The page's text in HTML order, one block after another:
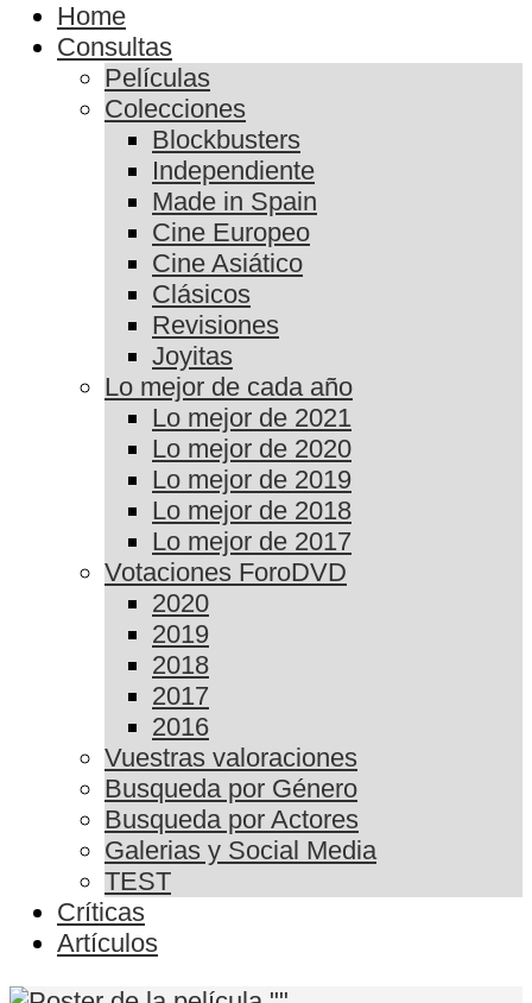
Home
Consultas
Películas
Colecciones
Blockbusters
Independiente
Made in Spain
Cine Europeo
Cine Asiático
Clásicos
Revisiones
Joyitas
Lo mejor de cada año
Lo mejor de 2021
Lo mejor de 2020
Lo mejor de 2019
Lo mejor de 2018
Lo mejor de 2017
Votaciones ForoDVD
2020
2019
2018
2017
2016
Vuestras valoraciones
Busqueda por Género
Busqueda por Actores
Galerias y Social Media
TEST
Críticas
Artículos